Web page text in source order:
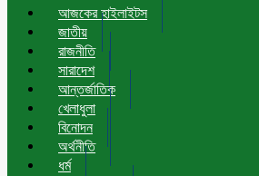
আজকের হাইলাইটস
জাতীয়
রাজনীতি
সারাদেশ
আন্তর্জাতিক
খেলাধুলা
বিনোদন
অর্থনীতি
ধর্ম